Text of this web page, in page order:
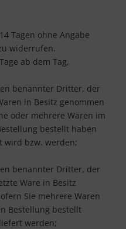
Tagen ohne Angabe
widerrufen.
ab dem Tag,
benannter Dritter, der
in Besitz genommen
oder mehrere Waren im
bestellt haben
wird bzw. werden;
benannter Dritter, der
Ware in Besitz
Sie mehrere Waren
Bestellung bestellt
werden;